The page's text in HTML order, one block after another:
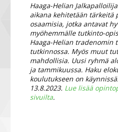
Haaga-Helian
aikana kehitetään tärkeitä
osaamisia, jotka antavat
myöhemmälle tutkinto-
Haaga-Helian tradenomin
tutkinnossa. Myös muut
mahdollisia. Uusi ryhmä
ja tammikuussa. Haku
koulutukseen on
13.8.2023. Lue lisää
sivuilta.